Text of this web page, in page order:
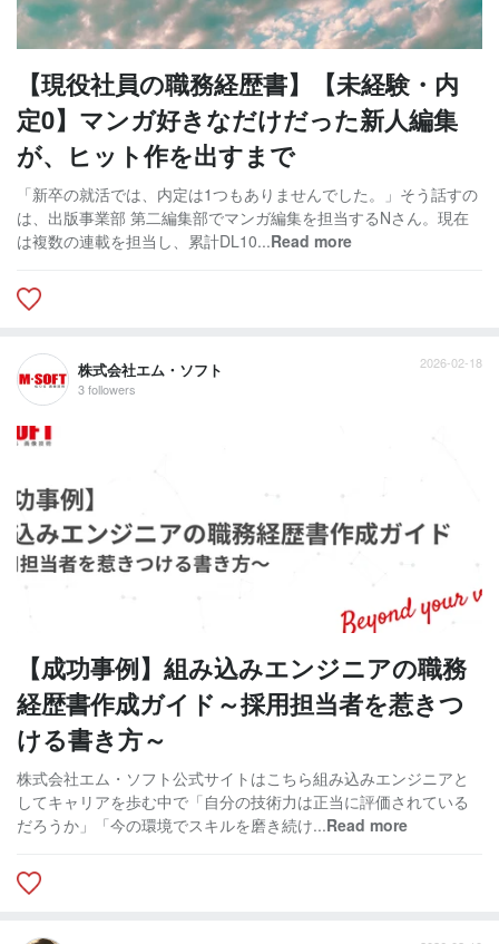
【現役社員の職務経歴書】【未経験・内
定0】マンガ好きなだけだった新人編集
が、ヒット作を出すまで
「新卒の就活では、内定は1つもありませんでした。」そう話すの
は、出版事業部 第二編集部でマンガ編集を担当するNさん。現在
は複数の連載を担当し、累計DL10...Read more
株式会社エム・ソフト
3 followers
2026-02-18
【成功事例】組み込みエンジニアの職務
経歴書作成ガイド～採用担当者を惹きつ
ける書き方～
株式会社エム・ソフト公式サイトはこちら組み込みエンジニアと
してキャリアを歩む中で「自分の技術力は正当に評価されている
だろうか」「今の環境でスキルを磨き続け...Read more